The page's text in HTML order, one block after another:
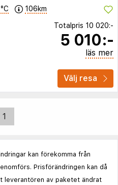
106km
Totalpris 10 020:-
5 010:-
läs mer
Välj resa
1
kan förekomma från
Prisförändringen kan då
leverantören av paketet ändrat